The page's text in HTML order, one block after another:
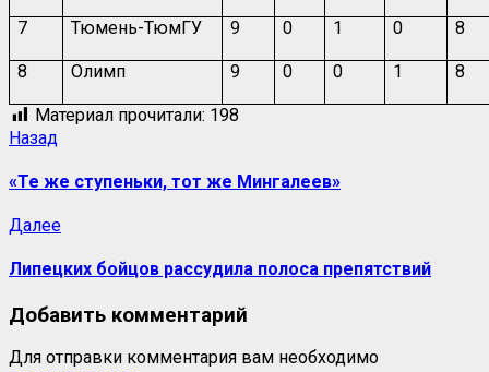
7 Тюмень-ТюмГУ 9 0 1 0 8
8 Олимп 9 0 0 1 8
Материал прочитали: 198
Назад
«Те же ступеньки, тот же Мингалеев»
Далее
Липецких бойцов рассудила полоса препятствий
Добавить комментарий
Для отправки комментария вам необходимо